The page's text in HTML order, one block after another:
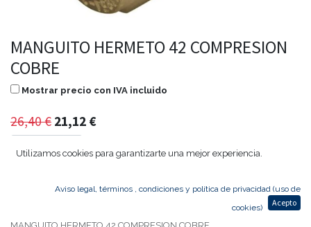
MANGUITO HERMETO 42 COMPRESION
COBRE
Mostrar precio con IVA incluido
26,40€ 21,12 €
MANGUITO HERMETO 42 COMPRESION COBRE
Utilizamos cookies para garantizarte una mejor experiencia.
Aviso legal, términos , condiciones y política de privacidad (uso de
cookies)
Acepto